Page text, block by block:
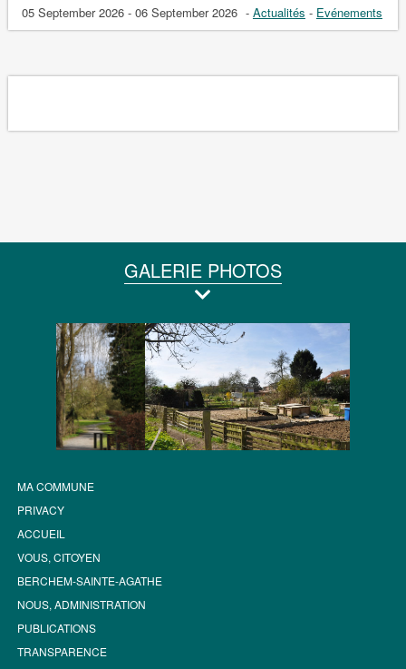
05 September 2026 - 06 September 2026 - Actualités - Evénements
GALERIE PHOTOS
MA COMMUNE
PRIVACY
ACCUEIL
VOUS, CITOYEN
BERCHEM-SAINTE-AGATHE
NOUS, ADMINISTRATION
PUBLICATIONS
TRANSPARENCE